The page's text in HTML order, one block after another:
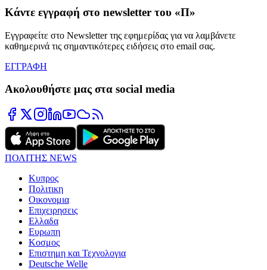
Κάντε εγγραφή στο newsletter του «Π»
Εγγραφείτε στο Newsletter της εφημερίδας για να λαμβάνετε
καθημερινά τις σημαντικότερες ειδήσεις στο email σας.
ΕΓΓΡΑΦΗ
Ακολουθήστε μας στα social media
ΠΟΛΙΤΗΣ NEWS
Κυπρος
Πολιτικη
Οικονομια
Επιχειρησεις
Ελλαδα
Ευρωπη
Κοσμος
Επιστημη και Τεχνολογια
Deutsche Welle